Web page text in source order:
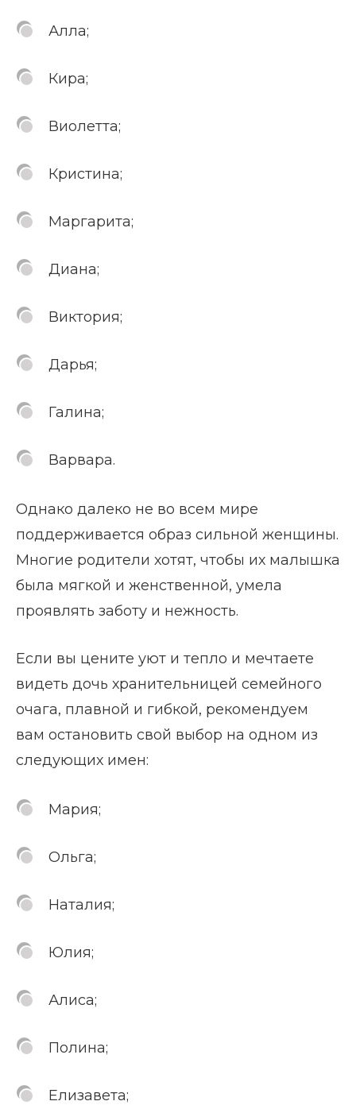
Алла;
Кира;
Виолетта;
Кристина;
Маргарита;
Диана;
Виктория;
Дарья;
Галина;
Варвара.
Однако далеко не во всем мире
поддерживается образ сильной женщины.
Многие родители хотят, чтобы их малышка
была мягкой и женственной, умела
проявлять заботу и нежность.
Если вы цените уют и тепло и мечтаете
видеть дочь хранительницей семейного
очага, плавной и гибкой, рекомендуем
вам остановить свой выбор на одном из
следующих имен:
Мария;
Ольга;
Наталия;
Юлия;
Алиса;
Полина;
Елизавета;